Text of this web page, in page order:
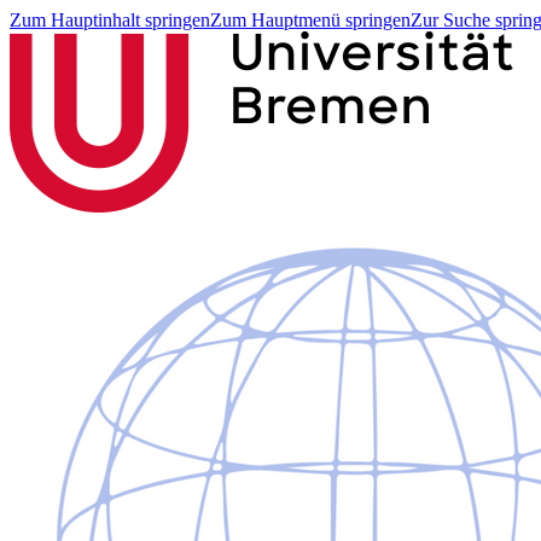
Zum Hauptinhalt springenZum Hauptmenü springenZur Suche